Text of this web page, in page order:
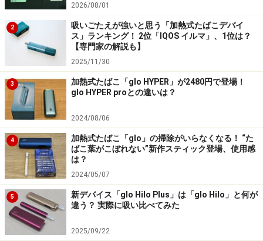
Redmi Buds 3 Proは、ノイズキャンセリング機能を搭載
していますので、カフェなどノイズのある場所で利用し
やすいモデルです。
デュアル接続機能を持っていますので、テレワーク時に
パソコンでオンライン会議、スマートフォンで音楽再生
と併用して利用する場合に、パソコンとスマートフォン
に同時接続して、シームレスに切替が可能です。複数の
スマートフォンを併用している場合にも、同時接続が可
能です。
Redmi Buds 3 Proのデュアル接続例
Redmi Buds 3は軽量で装着感も良いため、ワークアウト
2026/08/01
2
吸いごたえが強いと思う「加熱式たばこデバイ
ス」ランキング！ 2位「IQOS イルマ」、1位は？
【専門家の解説も】
2025/11/30
3
加熱式たばこ「glo HYPER」が2480円で登場！
glo HYPER proとの違いは？
2024/08/06
4
加熱式たばこ「glo」の掃除がいらなくなる！ “た
ばこ葉がこぼれない”新作スティック登場、使用感
は？
2024/05/07
5
新デバイス「glo Hilo Plus」は「glo Hilo」と何が
違う？ 実際に吸い比べてみた
2025/09/22